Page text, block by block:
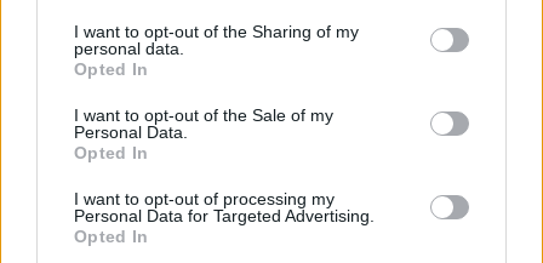
disclose it to other third parties.
Please note that this website/app uses one or more Google
services and may gather and store information including but
not limited to your visit or usage behaviour. You may click to
grant or deny consent to Google and its third-party tags to
consent section.
I want to opt-out of the Sharing of my
personal data.
Opted In
I want to opt-out of the Sale of my
Personal Data.
Opted In
I want to opt-out of processing my
Personal Data for Targeted Advertising.
Opted In
InvestirMag
Germania
Investieren24
UK